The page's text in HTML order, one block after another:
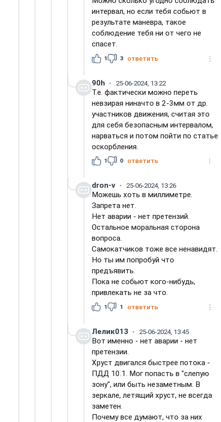
интервал, но если тебя собьют в
результате маневра, такое
соблюдение тебя ни от чего не
спасет.
1 3 ответить
90h 25-06-2024, 13:22
Т.е. фактически можно переть
невзирая ниначто в 2-3мм от др.
участников движения, считая это
для себя безопасным интервалом,
нарваться и потом пойти по статье
оскорбления.
1 0 ответить
dron-v 25-06-2024, 13:26
Можешь хоть в миллиметре.
Запрета нет.
Нет аварии - нет претензий.
Остальное моральная сторона
вопроса.
Самокатчиков тоже все ненавидят.
Но ты им попробуй что
предъявить.
Пока не собьют кого-нибудь,
привлекать не за что.
1 1 ответить
Лелик013 25-06-2024, 13:45
Вот именно - нет аварии - нет
претензии.
Хруст двигался быстрее потока -
ПДД 10.1. Мог попасть в "слепую
зону", или быть незаметным. В
зеркале, летящий хруст, не всегда
заметен.
Почему все думают, что за них